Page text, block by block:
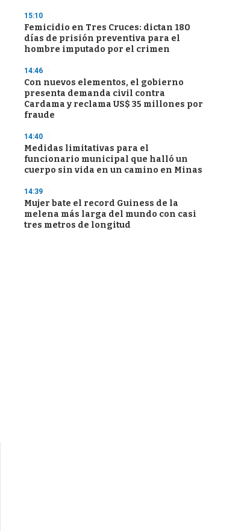
15:10
Femicidio en Tres Cruces: dictan 180
días de prisión preventiva para el
hombre imputado por el crimen
14:46
Con nuevos elementos, el gobierno
presenta demanda civil contra
Cardama y reclama US$ 35 millones por
fraude
14:40
Medidas limitativas para el
funcionario municipal que halló un
cuerpo sin vida en un camino en Minas
14:39
Mujer bate el record Guiness de la
melena más larga del mundo con casi
tres metros de longitud